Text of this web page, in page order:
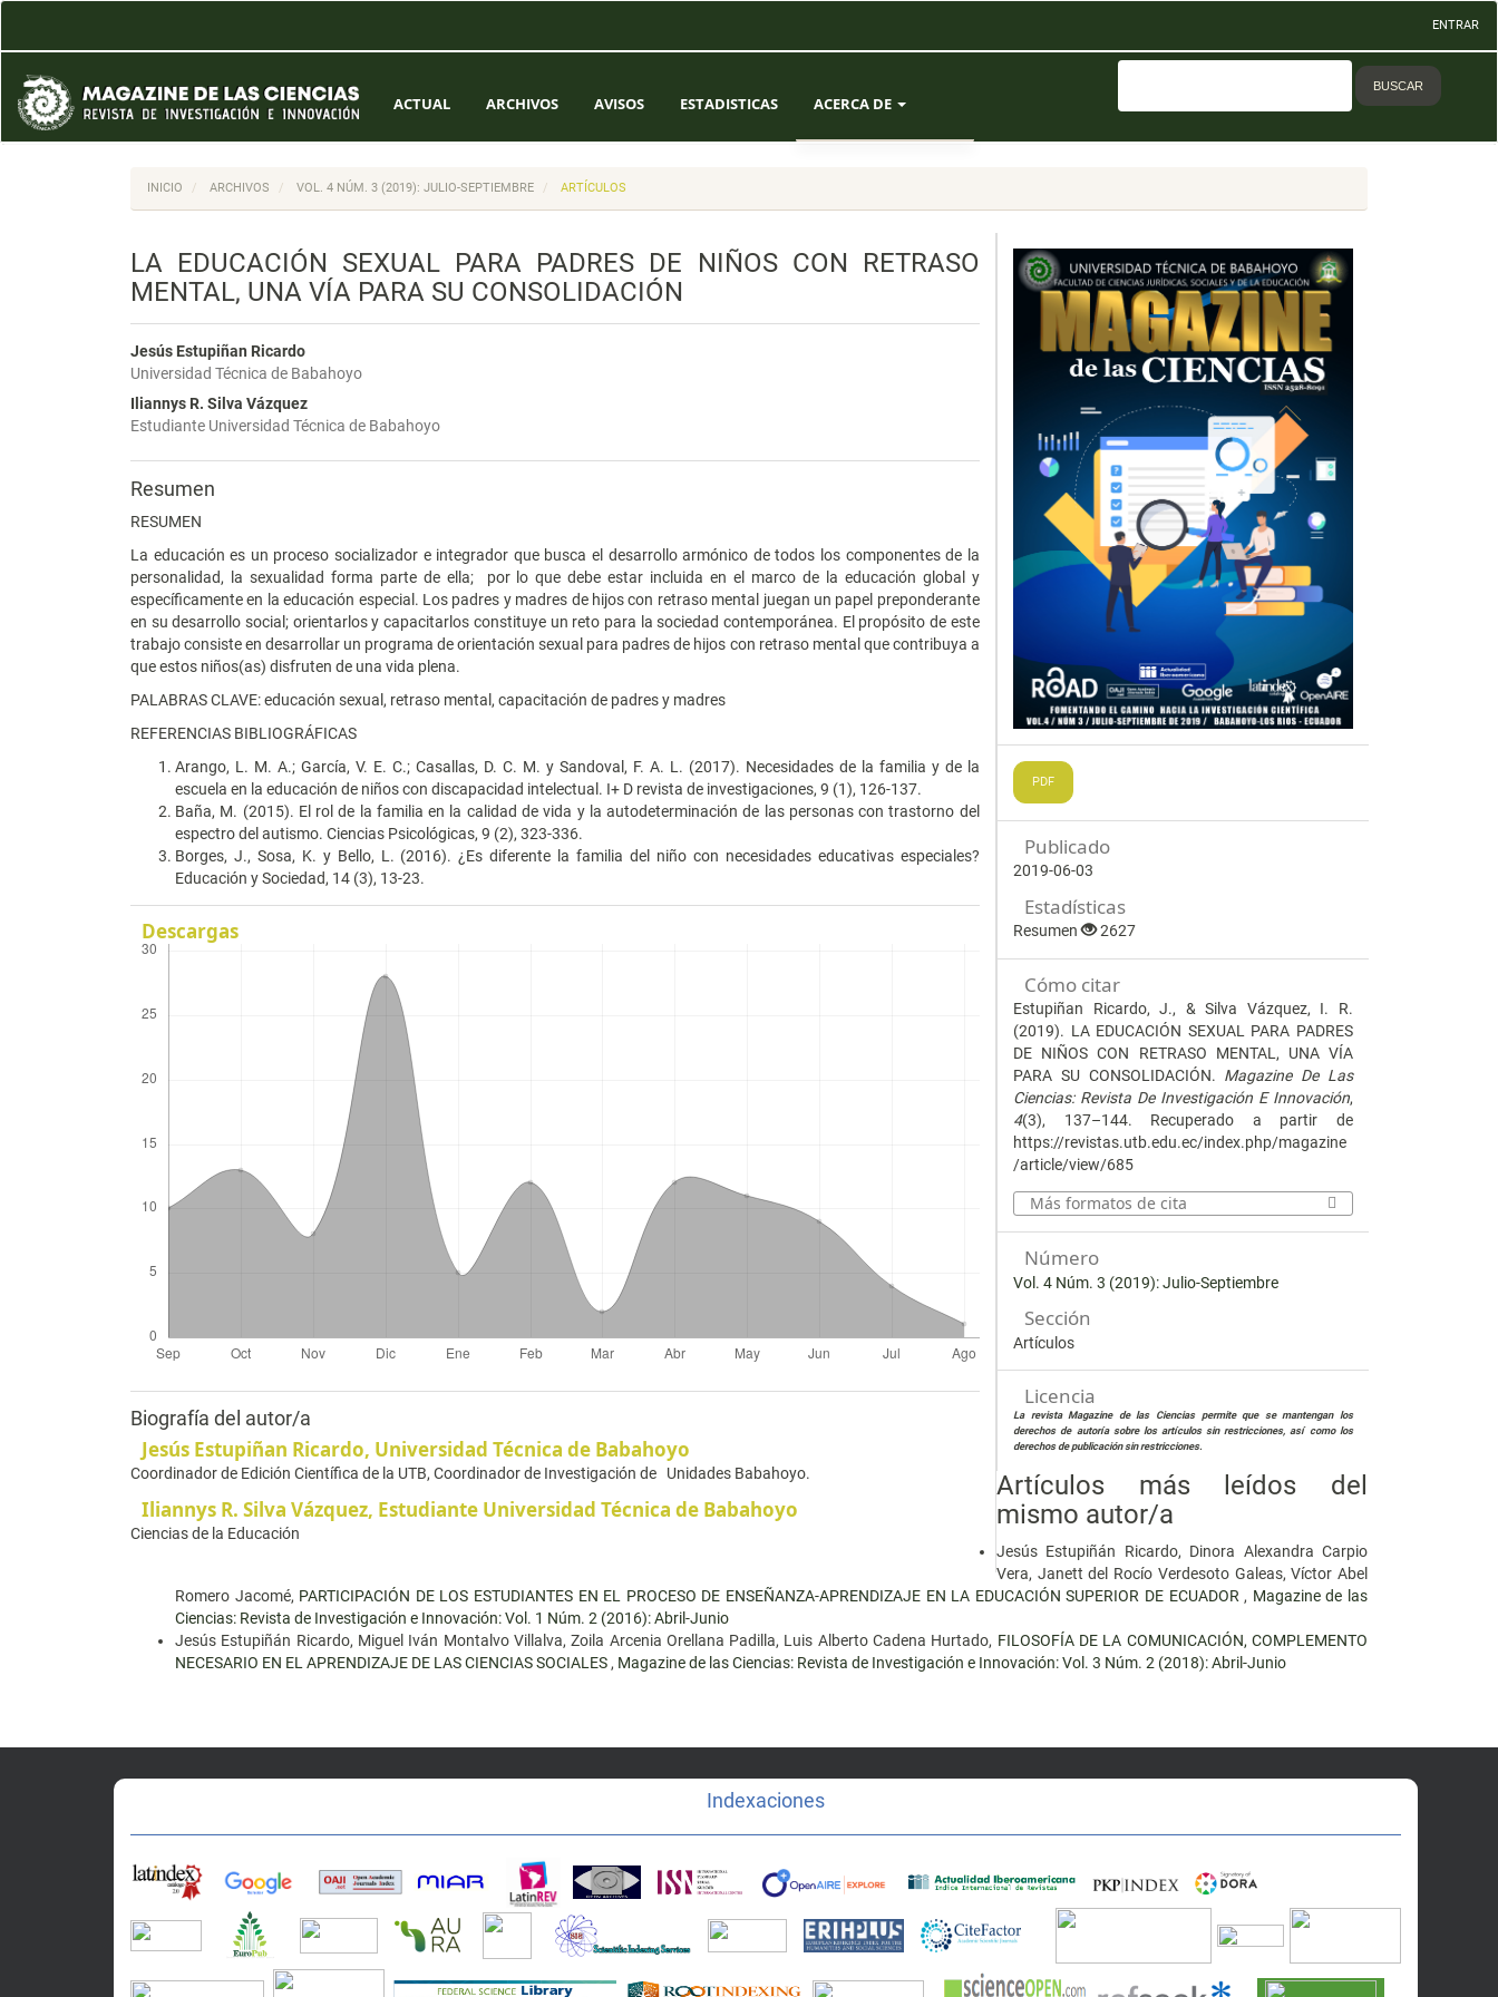
Contenido
principal
Barra
lateral
ENTRAR
ACTUAL ARCHIVOS AVISOS ESTADISTICAS ACERCA DE
BUSCAR
INICIO ARCHIVOS VOL. 4 NÚM. 3 (2019): JULIO-SEPTIEMBRE ARTÍCULOS
LA EDUCACIÓN SEXUAL PARA PADRES DE NIÑOS CON RETRASO
MENTAL, UNA VÍA PARA SU CONSOLIDACIÓN
Jesús Estupiñan Ricardo
Universidad Técnica de Babahoyo
Iliannys R. Silva Vázquez
Estudiante Universidad Técnica de Babahoyo
Resumen
RESUMEN
La educación es un proceso socializador e integrador que busca el desarrollo armónico de todos los componentes de la
personalidad, la sexualidad forma parte de ella; por lo que debe estar incluida en el marco de la educación global y
específicamente en la educación especial. Los padres y madres de hijos con retraso mental juegan un papel preponderante
en su desarrollo social; orientarlos y capacitarlos constituye un reto para la sociedad contemporánea. El propósito de este
trabajo consiste en desarrollar un programa de orientación sexual para padres de hijos con retraso mental que contribuya a
que estos niños(as) disfruten de una vida plena.
PALABRAS CLAVE: educación sexual, retraso mental, capacitación de padres y madres
REFERENCIAS BIBLIOGRÁFICAS
Arango, L. M. A.; García, V. E. C.; Casallas, D. C. M. y Sandoval, F. A. L. (2017). Necesidades de la familia y de la
escuela en la educación de niños con discapacidad intelectual. I+ D revista de investigaciones, 9 (1), 126-137.
Baña, M. (2015). El rol de la familia en la calidad de vida y la autodeterminación de las personas con trastorno del
espectro del autismo. Ciencias Psicológicas, 9 (2), 323-336.
Borges, J., Sosa, K. y Bello, L. (2016). ¿Es diferente la familia del niño con necesidades educativas especiales?
Educación y Sociedad, 14 (3), 13-23.
Descargas
Biografía del autor/a
Jesús Estupiñan Ricardo, Universidad Técnica de Babahoyo
Coordinador de Edición Científica de la UTB, Coordinador de Investigación de Unidades Babahoyo.
Iliannys R. Silva Vázquez, Estudiante Universidad Técnica de Babahoyo
Ciencias de la Educación
PDF
Publicado
2019-06-03
Estadísticas
Resumen 2627
Cómo citar
Estupiñan Ricardo, J., & Silva Vázquez, I. R.
(2019). LA EDUCACIÓN SEXUAL PARA PADRES
DE NIÑOS CON RETRASO MENTAL, UNA VÍA
PARA SU CONSOLIDACIÓN. Magazine De Las
Ciencias: Revista De Investigación E Innovación,
4(3), 137–144. Recuperado a partir de
https://revistas.utb.edu.ec/index.php/magazine
/article/view/685
Más formatos de cita
Número
Vol. 4 Núm. 3 (2019): Julio-Septiembre
Sección
Artículos
Licencia
La revista Magazine de las Ciencias permite que se mantengan los
derechos de autoría sobre los artículos sin restricciones, así como los
derechos de publicación sin restricciones.
Artículos más leídos del
mismo autor/a
Jesús Estupiñán Ricardo, Dinora Alexandra Carpio
Vera, Janett del Rocío Verdesoto Galeas, Víctor Abel
Romero Jacomé, PARTICIPACIÓN DE LOS ESTUDIANTES EN EL PROCESO DE ENSEÑANZA-APRENDIZAJE EN LA EDUCACIÓN SUPERIOR DE ECUADOR , Magazine de las
Ciencias: Revista de Investigación e Innovación: Vol. 1 Núm. 2 (2016): Abril-Junio
Jesús Estupiñán Ricardo, Miguel Iván Montalvo Villalva, Zoila Arcenia Orellana Padilla, Luis Alberto Cadena Hurtado, FILOSOFÍA DE LA COMUNICACIÓN, COMPLEMENTO
NECESARIO EN EL APRENDIZAJE DE LAS CIENCIAS SOCIALES , Magazine de las Ciencias: Revista de Investigación e Innovación: Vol. 3 Núm. 2 (2018): Abril-Junio
Indexaciones